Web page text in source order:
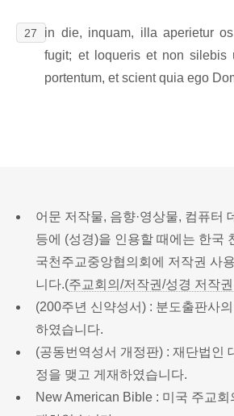
27
in die, inquam, illa aperietur
fugit; et loqueris et non silebis
portentum, et scient quia ego
어문 저작물, 음향·영상물, 컴퓨터
등에 (성경)을 인용할 때에는 한국
국천주교중앙협의회에 저작권 사
니다.(주교회의/저작권/성경 저작
(200주년 신약성서) : 분도출판사
하였습니다.
(공동번역성서 개정판) : 재단법인
정을 맺고 게재하였습니다.
New American Bible : 미국 주교회